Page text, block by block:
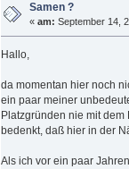
Samen ?
«am: September 14,
Hallo,
da momentan hier noch
ein paar meiner
Platzgründen nie mit
bedenkt, daß hier in der
Als ich vor ein paar